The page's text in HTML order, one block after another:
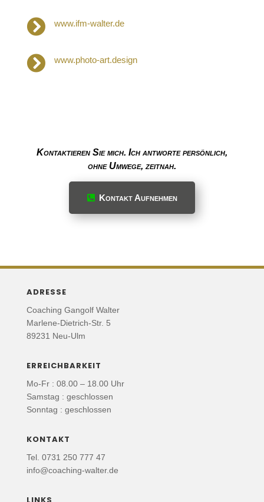
 www.ifm-walter.de
 www.photo-art.design
Kontaktieren Sie mich. Ich antworte persönlich,
ohne Umwege, zeitnah.
Kontakt Aufnehmen
ADRESSE
Coaching Gangolf Walter
Marlene-Dietrich-Str. 5
89231 Neu-Ulm
ERREICHBARKEIT
Mo-Fr : 08.00 – 18.00 Uhr
Samstag : geschlossen
Sonntag : geschlossen
KONTAKT
Tel. 0731 250 777 47
info@coaching-walter.de